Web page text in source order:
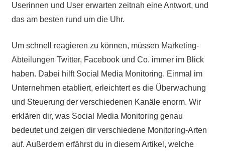
Userinnen und User erwarten zeitnah eine Antwort, und
das am besten rund um die Uhr.
Um schnell reagieren zu können, müssen Marketing-
Abteilungen Twitter, Facebook und Co. immer im Blick
haben. Dabei hilft Social Media Monitoring. Einmal im
Unternehmen etabliert, erleichtert es die Überwachung
und Steuerung der verschiedenen Kanäle enorm. Wir
erklären dir, was Social Media Monitoring genau
bedeutet und zeigen dir verschiedene Monitoring-Arten
auf. Außerdem erfährst du in diesem Artikel, welche